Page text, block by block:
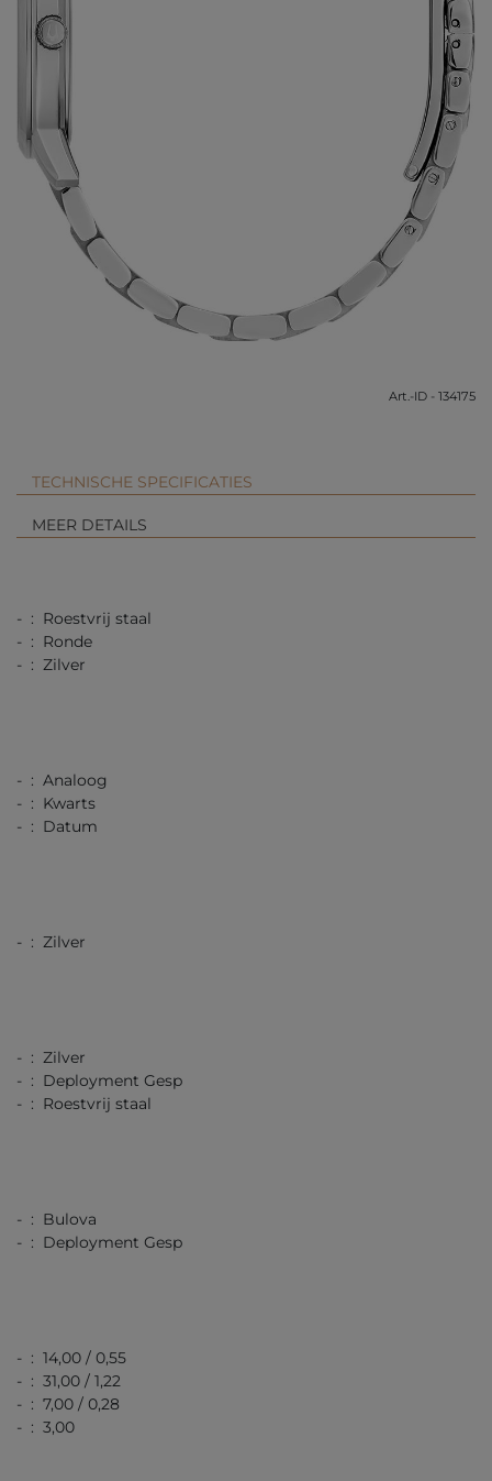
Art.-ID - 134175
TECHNISCHE SPECIFICATIES
MEER DETAILS
- : Roestvrij staal
- : Ronde
- : Zilver
- : Analoog
- : Kwarts
- : Datum
- : Zilver
- : Zilver
- : Deployment Gesp
- : Roestvrij staal
- : Bulova
- : Deployment Gesp
- : 14,00 / 0,55
- : 31,00 / 1,22
- : 7,00 / 0,28
- : 3,00